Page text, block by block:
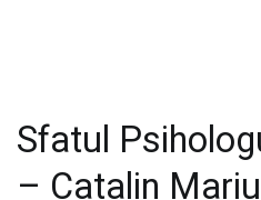
Sfatul
– Catalin